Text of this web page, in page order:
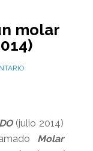
molar
(julio 2014)
Molar